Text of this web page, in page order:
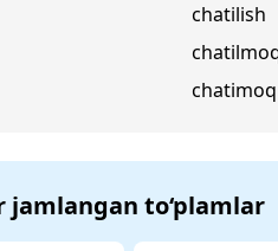
chatilish
chatimoq
jamlangan to‘plamlar